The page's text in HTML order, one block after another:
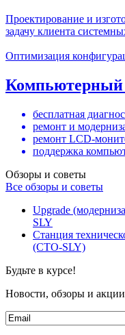
Проектирование и
задачу клиента
Оптимизация
Компьютерный
бесплатная
ремонт и
ремонт LCD-
поддержка
Обзоры и советы
Все обзоры и советы
Upgrade
SLY
Станция
(СТО-SLY)
Будьте в курсе!
Новости, обзоры и акции